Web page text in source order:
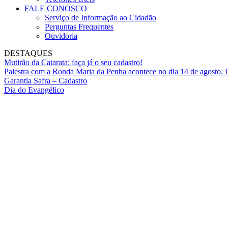
FALE CONOSCO
Serviço de Informação ao Cidadão
Perguntas Frequentes
Ouvidoria
DESTAQUES
Mutirão da Catarata: faça já o seu cadastro!
Palestra com a Ronda Maria da Penha acontece no dia 14 de agosto.
Garantia Safra – Cadastro
Dia do Evangélico